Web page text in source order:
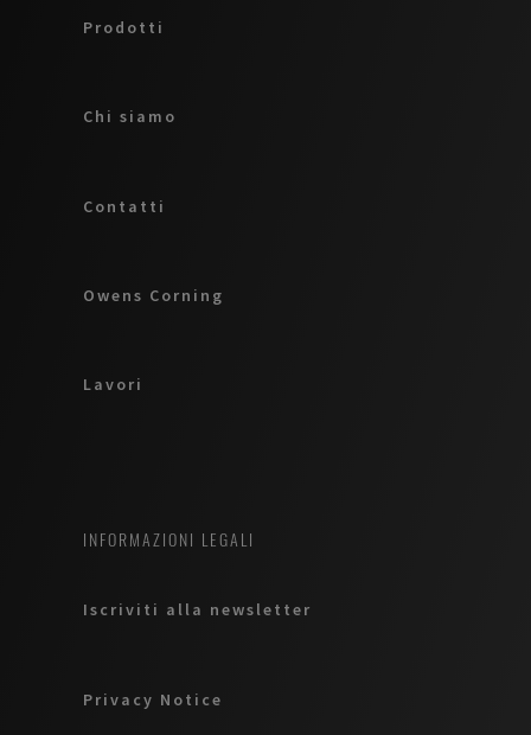
Prodotti
Chi siamo
Contatti
Owens Corning
Lavori
INFORMAZIONI LEGALI
Iscriviti alla newsletter
Privacy Notice